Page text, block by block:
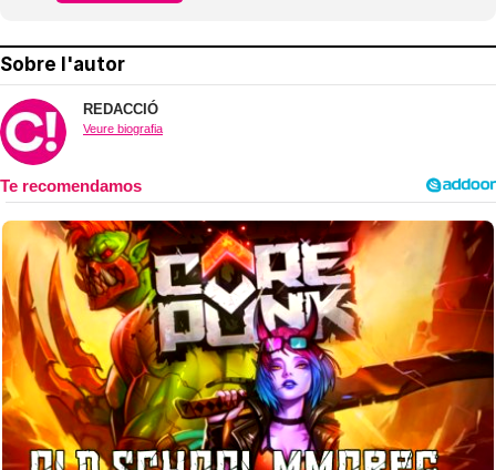
Sobre l'autor
REDACCIÓ
Veure biografia